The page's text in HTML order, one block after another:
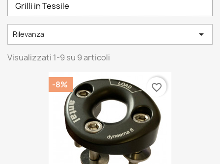
Grilli in Tessile
Rilevanza 
Visualizzati 1-9 su 9 articoli
-8% favorite_border